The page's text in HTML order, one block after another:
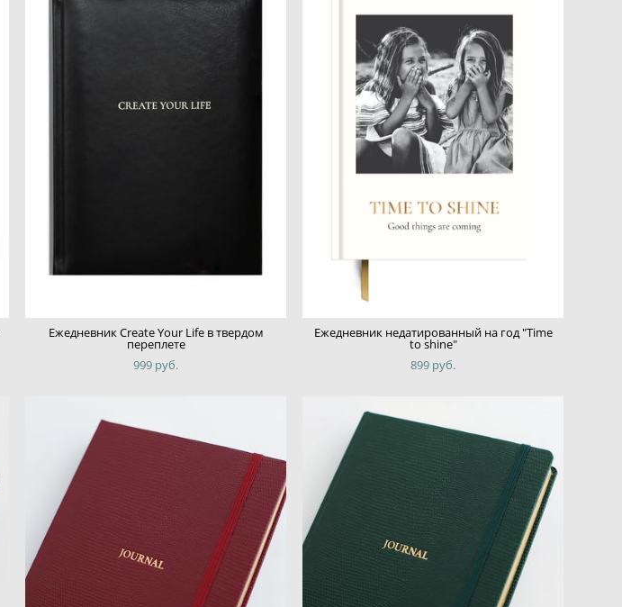
Ежедневник Create Your Life в твердом
переплете
999 pуб.
Ежедневник недатированный на год "Time
to shine"
899 pуб.